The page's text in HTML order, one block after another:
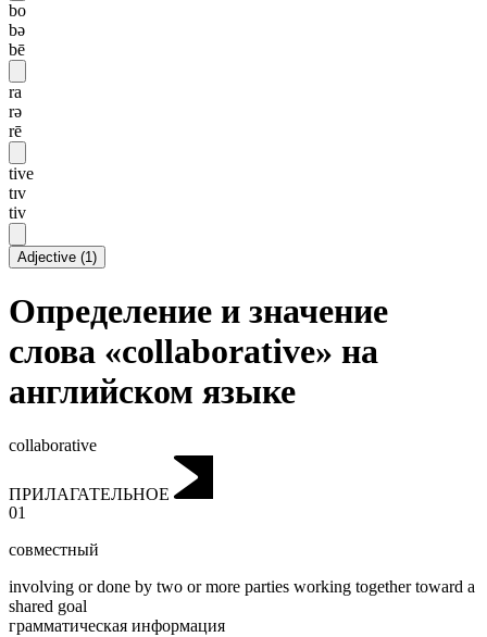
bo
bə
bē
ra
rə
rē
tive
tɪv
tiv
Adjective (1)
Определение и значение
слова «collaborative» на
английском языке
collaborative
ПРИЛАГАТЕЛЬНОЕ
01
совместный
involving or done by two or more parties working together toward a
shared goal
грамматическая информация